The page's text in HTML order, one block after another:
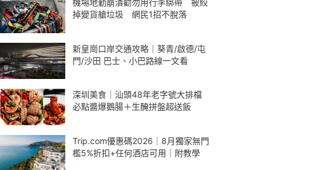
掉變貨艙垃圾 網民1招不脫落
新皇崗口岸交通攻略｜葵青/啟德/屯
門/沙田 巴士、小巴路線一文看
深圳美食｜汕頭48年老字號大排檔
必點醬爆鵝腸＋生醃拼盤超送飯
Trip.com優惠碼2026｜8月獨家無門
檻5%折扣+任何酒店可用｜附教學